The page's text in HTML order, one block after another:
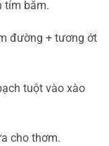
tím băm.
đường + tương ớt
tuột vào xào
cho thơm.